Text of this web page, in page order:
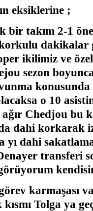
eksiklerine ;
bir takım 2-1
dakikalar
ikilimiz ve
sezon
o 10
Chedjou bu
dahi korkarak
yı dahi
transferi
karmaşası
Tolga ya